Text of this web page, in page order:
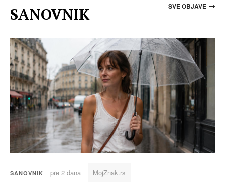
SANOVNIK SVE OBJAVE
SANOVNIK pre 2 dana MojZnak.rs